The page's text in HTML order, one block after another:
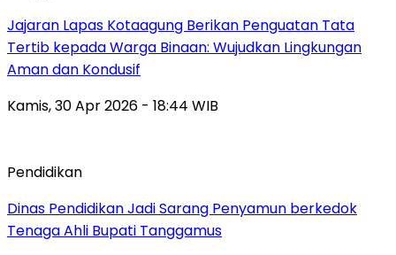
Jajaran Lapas Kotaagung Berikan Penguatan Tata
Tertib kepada Warga Binaan: Wujudkan Lingkungan
Aman dan Kondusif
Kamis, 30 Apr 2026 - 18:44 WIB
Pendidikan
Dinas Pendidikan Jadi Sarang Penyamun berkedok
Tenaga Ahli Bupati Tanggamus